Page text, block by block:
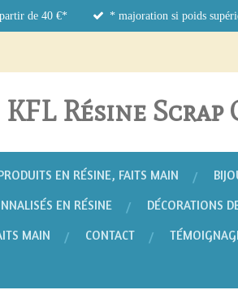
de 40 €* * majoration si poids
KFL Résine
EN RÉSINE, FAITS MAIN
EN RÉSINE
DÉCORATIONS
MAIN
CONTACT